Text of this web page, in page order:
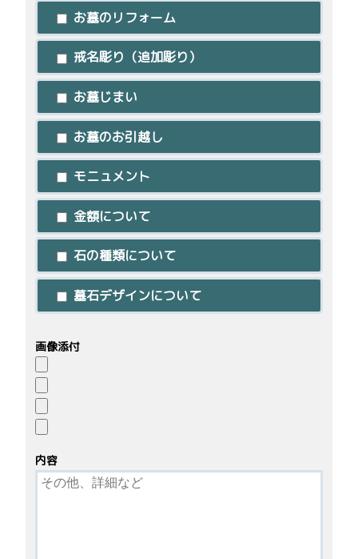
お墓のリフォーム
戒名彫り（追加彫り）
お墓じまい
お墓のお引越し
モニュメント
金額について
石の種類について
墓石デザインについて
画像添付
内容